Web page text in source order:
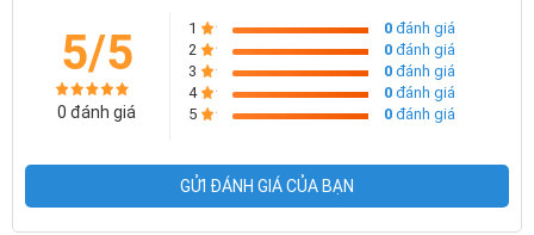
5/5
0 đánh giá
1 0 đánh giá
2
0 đánh giá
3
0 đánh giá
4
0 đánh giá
5
0 đánh giá
GỬI ĐÁNH GIÁ CỦA BẠN